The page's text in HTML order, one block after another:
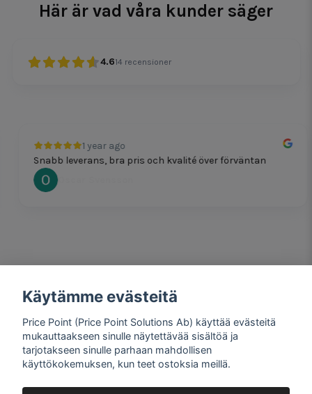
Här är vad våra kunder säger
4.614 recensioner
1 year ago
Snabb leverans, bra pris och kvalité över förväntan
Oscar Svensson
1 year ago
Bra produkter och snabb frakt!
Mathias Johansson
Käytämme evästeitä
Price Point (Price Point Solutions Ab) käyttää evästeitä
mukauttaakseen sinulle näytettävää sisältöä ja
tarjotakseen sinulle parhaan mahdollisen
käyttökokemuksen, kun teet ostoksia meillä.